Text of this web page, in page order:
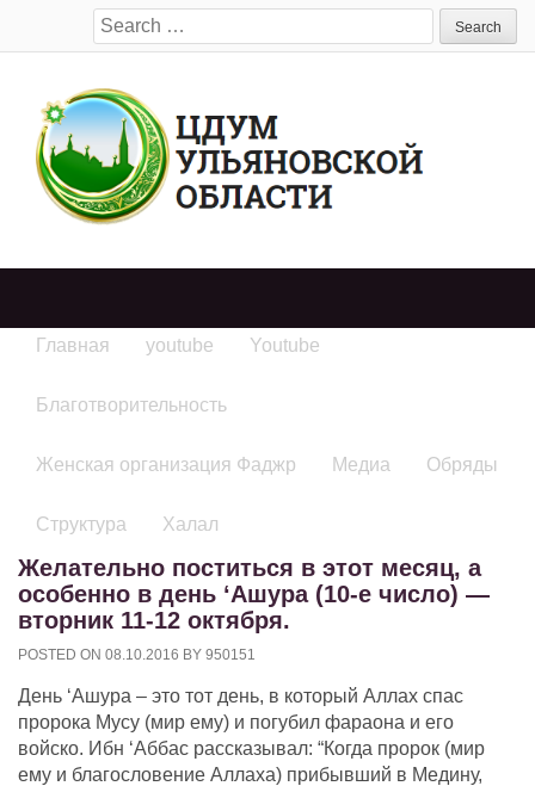
Search
for:
Главная youtube Youtube
Благотворительность
Женская организация Фаджр Медиа Обряды
Структура Халал
Желательно поститься в этот месяц, а
особенно в день ‘Ашура (10-е число) —
вторник 11-12 октября.
POSTED ON 08.10.2016 BY 950151
День ‘Ашура – это тот день, в который Аллах спас
пророка Мусу (мир ему) и погубил фараона и его
войско. Ибн ‘Аббас рассказывал: “Когда пророк (мир
ему и благословение Аллаха) прибывший в Медину,